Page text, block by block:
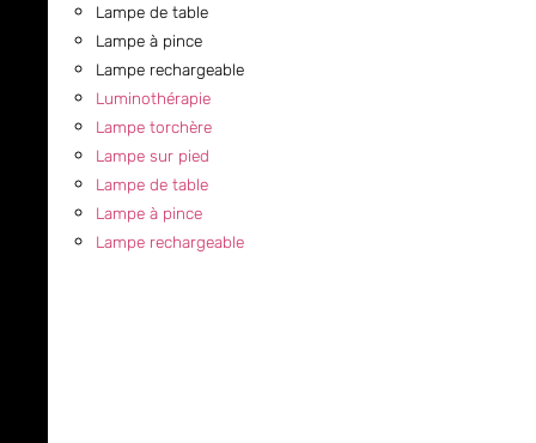
Lampe de table
Lampe à pince
Lampe rechargeable
Luminothérapie
Lampe torchère
Lampe sur pied
Lampe de table
Lampe à pince
Lampe rechargeable